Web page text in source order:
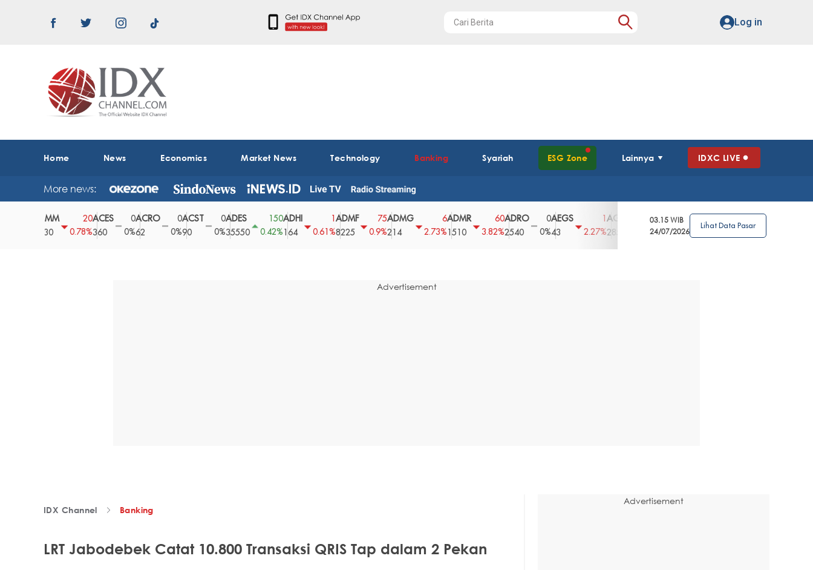
Log in
Home News Economics Market News Technology Banking Syariah ESG Zone Lainnya IDXC LIVE
More news:
0.78%
ACES
360
0
0%
ACRO
0 ACST
0 ADES
35550
0.42%
ADHI
164
0.61%
ADMF
8225
75
0.9%
ADMG
214
2.73%
ADMR
1510
3.82%
ADRO
2540
0
0%
AEGS
2.27%2850
3.39%
AGRO
148
2.63%
0%
AHAP
03.15 WIB
24/07/2026
Lihat Data Pasar
Advertisement
IDX Channel Banking
LRT Jabodebek Catat 10.800 Transaksi QRIS Tap dalam 2 Pekan
Advertisement